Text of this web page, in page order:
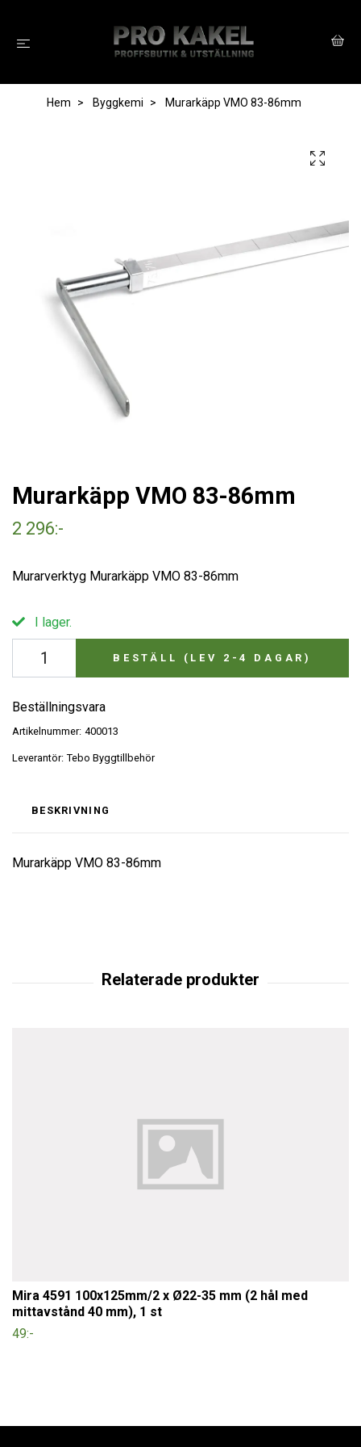
Hem Byggkemi Murarkäpp VMO 83-86mm
Murarkäpp VMO 83-86mm
2 296:-
Murarverktyg Murarkäpp VMO 83-86mm
I lager.
BESTÄLL (LEV 2-4 DAGAR)
Beställningsvara
Artikelnummer: 400013
Leverantör: Tebo Byggtillbehör
BESKRIVNING
Murarkäpp VMO 83-86mm
Mira 4591 100x125mm/2 x Ø22-35 mm (2 hål med
mittavstånd 40 mm), 1 st
49:-